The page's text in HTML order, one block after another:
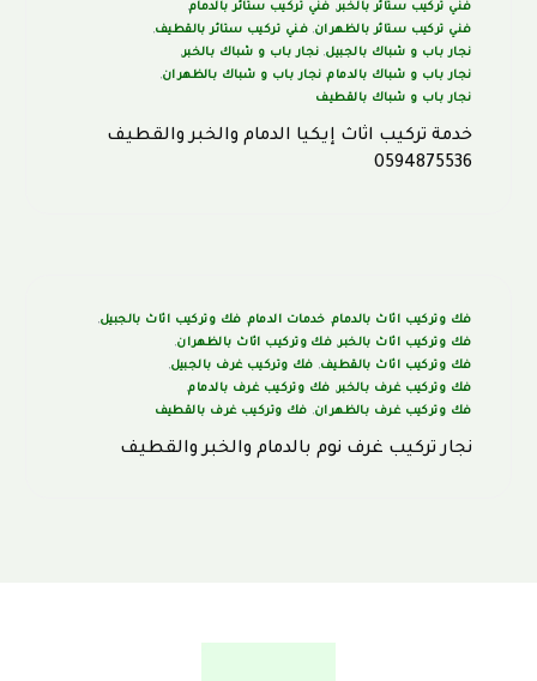
فني تركيب ستائر بالخبر, فني تركيب ستائر بالدمام,
فني تركيب ستائر بالظهران,فني تركيب ستائر بالقطيف,
نجار باب و شباك بالجبيل, نجار باب و شباك بالخبر,
نجار باب و شباك بالدمام, نجار باب و شباك بالظهران,
نجار باب و شباك بالقطيف
خدمة تركيب اثاث إيكيا الدمام والخبر والقطيف
0594875536
فك وتركيب اثاث بالدمام, خدمات الدمام, فك وتركيب اثاث بالجبيل,
فك وتركيب اثاث بالخبر, فك وتركيب اثاث بالظهران,
فك وتركيب اثاث بالقطيف, فك وتركيب غرف بالجبيل,
فك وتركيب غرف بالخبر, فك وتركيب غرف بالدمام,
فك وتركيب غرف بالظهران, فك وتركيب غرف بالقطيف
نجار تركيب غرف نوم بالدمام والخبر والقطيف